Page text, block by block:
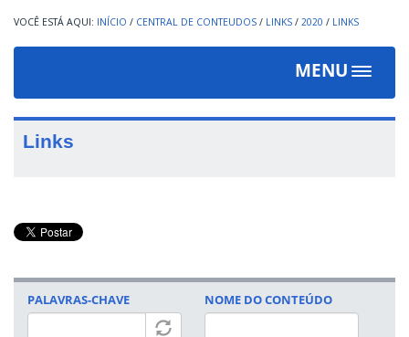
INÍCIO / CENTRAL DE CONTEUDOS / LINKS / 2020 / LINKS
MENU
Toggle
Links
PALAVRAS-CHAVE NOME DO CONTEÚDO